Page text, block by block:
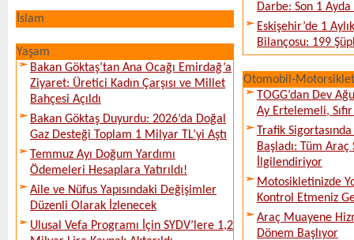
İslam
Yaşam
Bakan Göktaş’tan Ana Ocağı Emirdağ’a
Ziyaret: Üretici Kadın Çarşısı ve Millet
Bahçesi Açıldı
Bakan Göktaş Duyurdu: 2026’da Doğal
Gaz Desteği Toplam 1 Milyar TL’yi Aştı
Temmuz Ayı Doğum Yardımı
Ödemeleri Hesaplara Yatırıldı!
Aile ve Nüfus Yapısındaki Değişimler
Düzenli Olarak İzlenecek
Ulusal Vefa Programı İçin SYDV’lere 1,2
Darbe: Son 1 Ayda
Eskişehir’de 1
Bilançosu: 199
Otomobil-Motorsiklet
TOGG’dan Dev
Ay Ertelemeli,
Trafik
Başladı: Tüm
İlgilendiriyor
Motosikletinizde
Kontrol Etmeniz
Araç Muayene
Dönem Başlıyor